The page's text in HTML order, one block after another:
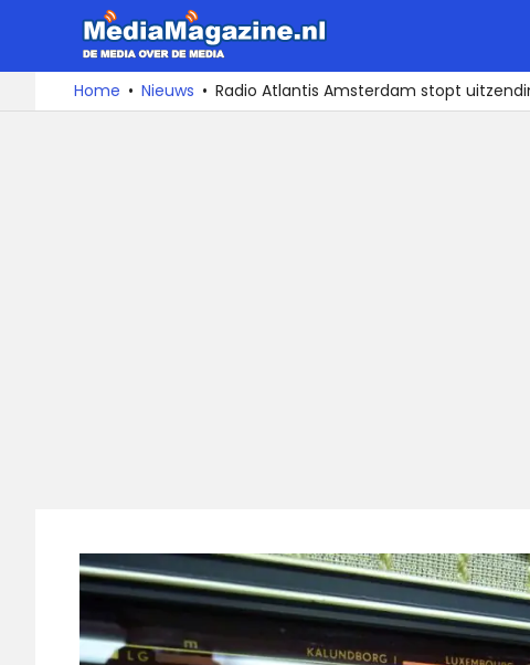
naar
De
media
over
Home Nieuws Radio Atlantis Amsterdam stopt